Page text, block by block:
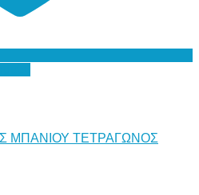
ΜΠΑΝΙΟΥ ΤΕΤΡΑΓΩΝΟΣ